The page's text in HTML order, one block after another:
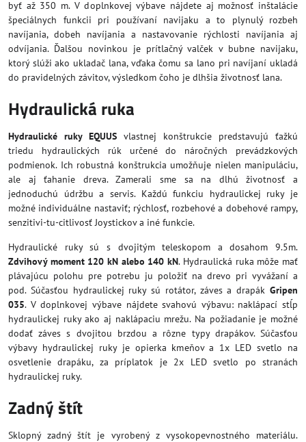
byť až 350 m. V doplnkovej výbave nájdete aj možnosť inštalácie
špeciálnych funkcii pri používaní navijaku a to plynulý rozbeh
navíjania, dobeh navíjania a nastavovanie rýchlosti navíjania aj
odvíjania. Ďalšou novinkou je prítlačný valček v bubne navijaku,
ktorý slúži ako ukladač lana, vďaka čomu sa lano pri navíjaní ukladá
do pravidelných závitov, výsledkom čoho je dlhšia životnosť lana.
Hydraulická ruka
Hydraulické ruky EQUUS vlastnej konštrukcie predstavujú ťažkú
triedu hydraulických rúk určené do náročných prevádzkových
podmienok. Ich robustná konštrukcia umožňuje nielen manipuláciu,
ale aj ťahanie dreva. Zamerali sme sa na dlhú životnosť a
jednoduchú údržbu a servis. Každú funkciu hydraulickej ruky je
možné individuálne nastaviť; rýchlosť, rozbehové a dobehové rampy,
senzitivi-tu-citlivosť Joystickov a iné funkcie.
Hydraulické ruky sú s dvojitým teleskopom a dosahom 9.5m.
Zdvihový moment 120 kN alebo 140 kN. Hydraulická ruka môže mať
plávajúcu polohu pre potrebu ju položiť na drevo pri vyvážaní a
pod. Súčasťou hydraulickej ruky sú rotátor, záves a drapák Gripen
035. V doplnkovej výbave nájdete svahovú výbavu: naklápací stĺp
hydraulickej ruky ako aj naklápaciu mrežu. Na požiadanie je možné
dodať záves s dvojitou brzdou a rôzne typy drapákov. Súčasťou
výbavy hydraulickej ruky je opierka kmeňov a 1x LED svetlo na
osvetlenie drapáku, za príplatok je 2x LED svetlo po stranách
hydraulickej ruky.
Zadný štít
Sklopný zadný štít je vyrobený z vysokopevnostného materiálu.